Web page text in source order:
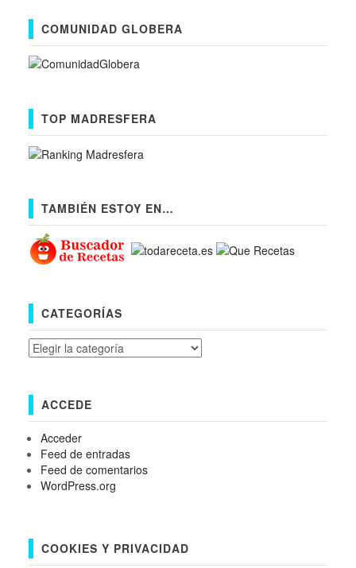
COMUNIDAD GLOBERA
TOP MADRESFERA
TAMBIÉN ESTOY EN…
CATEGORÍAS
Categorías
ACCEDE
Acceder
Feed de entradas
Feed de comentarios
WordPress.org
COOKIES Y PRIVACIDAD